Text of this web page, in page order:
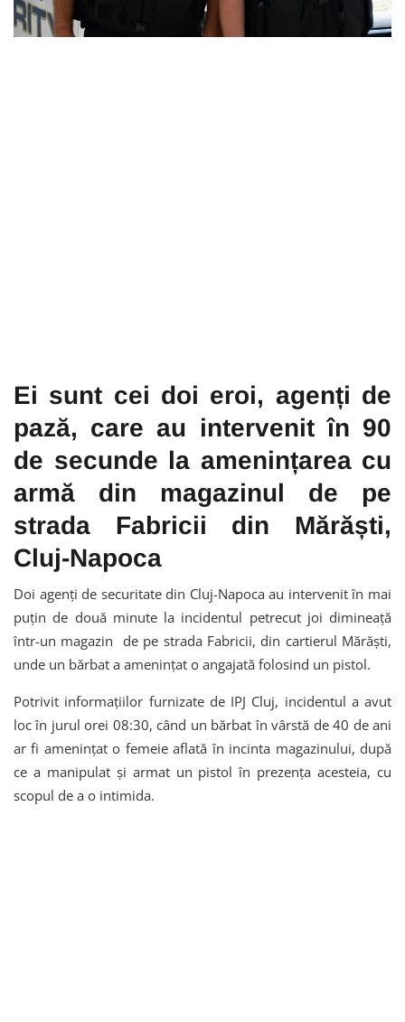
Ei sunt cei doi eroi, agenți de
pază, care au intervenit în 90
de secunde la amenințarea cu
armă din magazinul de pe
strada Fabricii din Mărăști,
Cluj-Napoca
Doi agenți de securitate din Cluj-Napoca au intervenit în mai
puțin de două minute la incidentul petrecut joi dimineață
într-un magazin de pe strada Fabricii, din cartierul Mărăști,
unde un bărbat a amenințat o angajată folosind un pistol.
Potrivit informațiilor furnizate de IPJ Cluj, incidentul a avut
loc în jurul orei 08:30, când un bărbat în vârstă de 40 de ani
ar fi amenințat o femeie aflată în incinta magazinului, după
ce a manipulat și armat un pistol în prezența acesteia, cu
scopul de a o intimida.